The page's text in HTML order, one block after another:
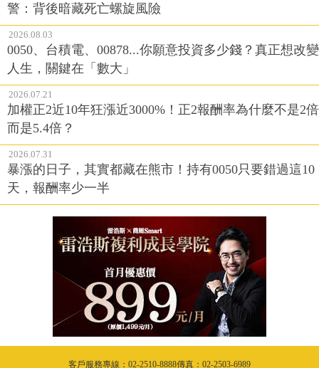
警：背後暗藏死亡螺旋風險
2026.08.03
0050、台積電、00878...你願意投資多少錢？真正想改變
人生，關鍵在「數大」
2026.07.21
加權正2近10年狂漲近3000%！正2報酬率為什麼不是2倍
而是5.4倍？
2026.07.31
暴漲的日子，其實都藏在熊市！持有0050只要錯過這10
天，報酬率少一半
客戶服務專線：02-2510-8888傳真：02-2503-6989